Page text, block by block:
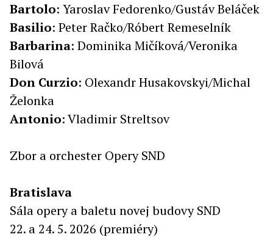
Bartolo: Yaroslav Fedorenko/Gustáv Beláček
Basilio: Peter Račko/Róbert Remeselník
Barbarina: Dominika Mičíková/Veronika
Bilová
Don Curzio: Olexandr Husakovskyi/Michal
Želonka
Antonio: Vladimir Streltsov
Zbor a orchester Opery SND
Bratislava
Sála opery a baletu novej budovy SND
22. a 24. 5. 2026 (premiéry)